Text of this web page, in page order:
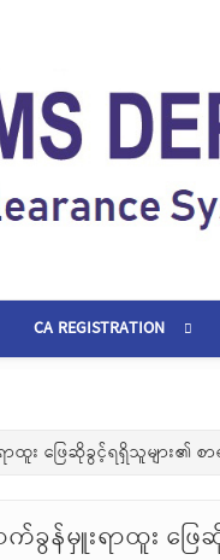
CA REGISTRATION
ဖြေဆိုခွင့်ရရှိသူများ၏ စာရ
မှူးရာထူး ဖြေဆို